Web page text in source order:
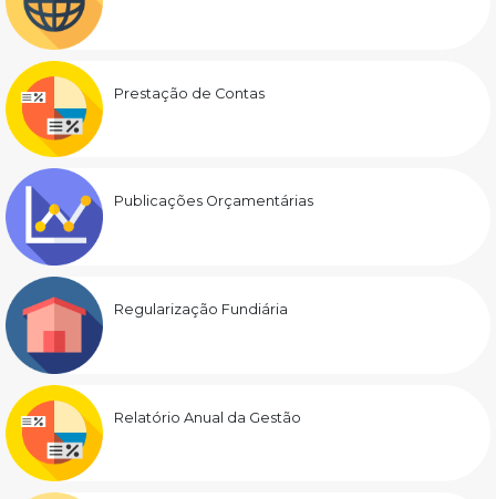
Prestação de Contas
Publicações Orçamentárias
Regularização Fundiária
Relatório Anual da Gestão